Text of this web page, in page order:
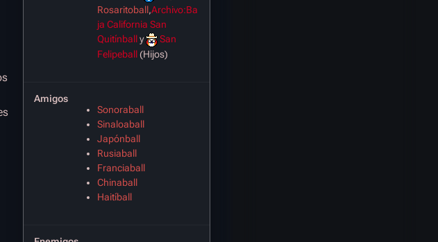
Rosaritoball,Archivo:Ba
ja California San
Quitínbally
San
Felipeball(Hijos)
Amigos
Sonoraball
Sinaloaball
Japónball
Rusiaball
Franciaball
Chinaball
Haitíball